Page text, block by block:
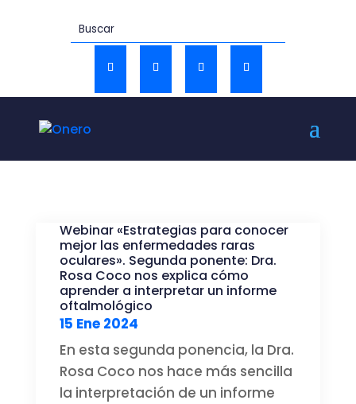
Webinar «Estrategias para conocer
mejor las enfermedades raras
oculares». Segunda ponente: Dra.
Rosa Coco nos explica cómo
aprender a interpretar un informe
oftalmológico
15 Ene 2024
En esta segunda ponencia, la Dra.
Rosa Coco nos hace más sencilla
la interpretación de un informe